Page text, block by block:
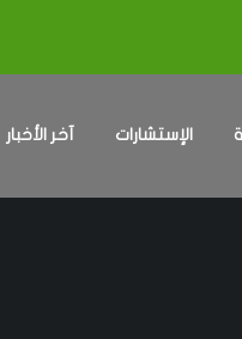
الإستشارات آخر الأخبار